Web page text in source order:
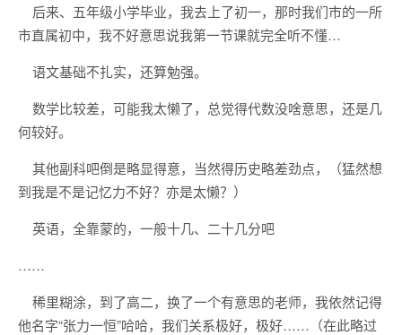
后来、五年级小学毕业，我去上了初一，那时我们市的一所
市直属初中，我不好意思说我第一节课就完全听不懂…
语文基础不扎实，还算勉强。
数学比较差，可能我太懒了，总觉得代数没啥意思，还是几
何较好。
其他副科吧倒是略显得意，当然得历史略差劲点，（猛然想
到我是不是记忆力不好？亦是太懒？）
英语，全靠蒙的，一般十几、二十几分吧
……
稀里糊涂，到了高二，换了一个有意思的老师，我依然记得
他名字“张力一恒”哈哈，我们关系极好，极好……（在此略过